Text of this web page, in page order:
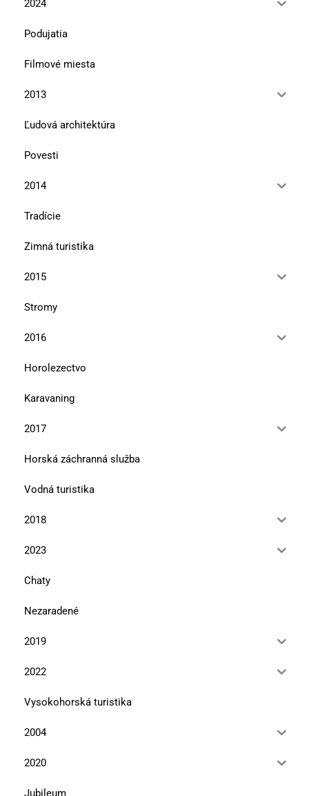
2024
Podujatia
Filmové miesta
2013
Ľudová architektúra
Povesti
2014
Tradície
Zimná turistika
2015
Stromy
2016
Horolezectvo
Karavaning
2017
Horská záchranná služba
Vodná turistika
2018
2023
Chaty
Nezaradené
2019
2022
Vysokohorská turistika
2004
2020
Jubileum